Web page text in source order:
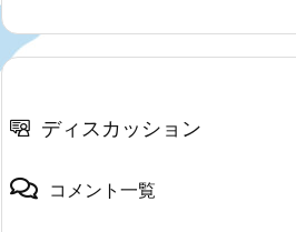
ディスカッション
コメント一覧